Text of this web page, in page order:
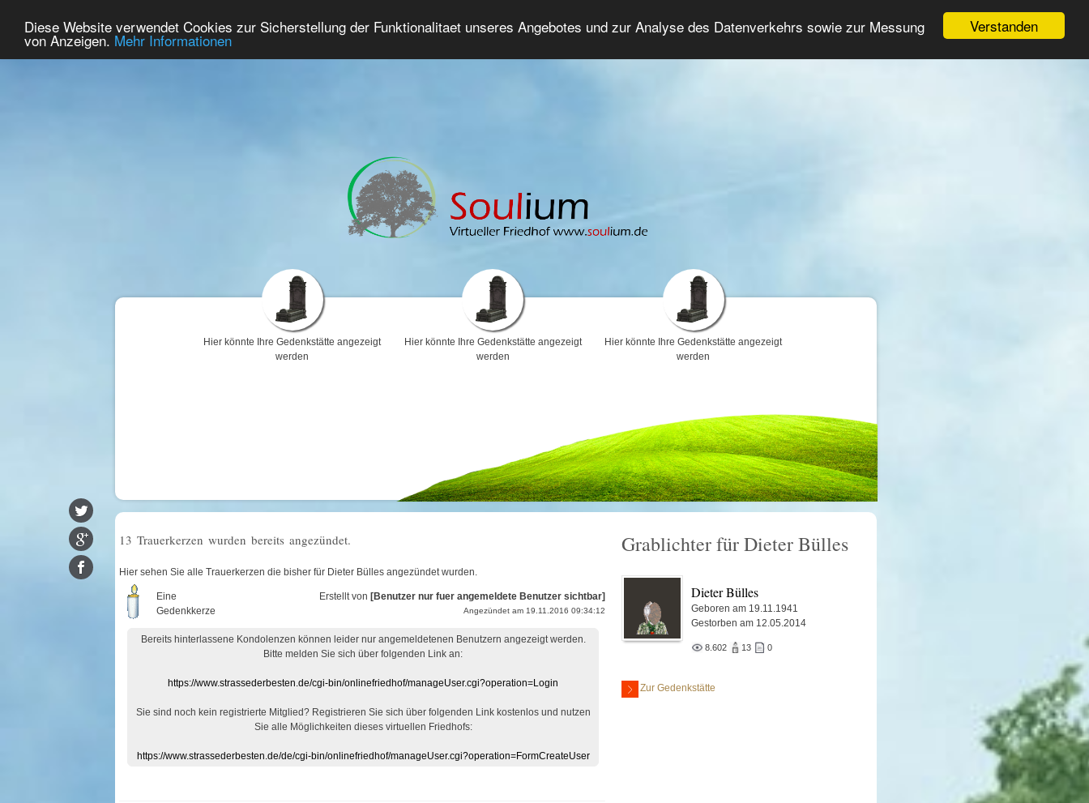
Verstanden
Diese Website verwendet Cookies zur Sicherstellung der Funktionalitaet unseres Angebotes und zur Analyse des Datenverkehrs sowie zur Messung
von Anzeigen. Mehr Informationen
Home Premium Gedenken Trauerforum Erweiterte Suche Anmelden
Hier könnte Ihre Gedenkstätte angezeigt
werden
Hier könnte Ihre Gedenkstätte angezeigt
werden
Hier könnte Ihre Gedenkstätte angezeigt
werden
13 Trauerkerzen wurden bereits angezündet.
Hier sehen Sie alle Trauerkerzen die bisher für Dieter Bülles angezündet wurden.
Eine
Gedenkkerze
Erstellt von [Benutzer nur fuer angemeldete Benutzer sichtbar]
Angezündet am 19.11.2016 09:34:12
Bereits hinterlassene Kondolenzen können leider nur angemeldetenen Benutzern angezeigt werden.
Bitte melden Sie sich über folgenden Link an:
https://www.strassederbesten.de/cgi-bin/onlinefriedhof/manageUser.cgi?operation=Login
Sie sind noch kein registrierte Mitglied? Registrieren Sie sich über folgenden Link kostenlos und nutzen
Sie alle Möglichkeiten dieses virtuellen Friedhofs:
https://www.strassederbesten.de/de/cgi-bin/onlinefriedhof/manageUser.cgi?operation=FormCreateUser
Grablichter für Dieter Bülles
Dieter Bülles
Geboren am 19.11.1941
Gestorben am 12.05.2014
8.602 13 0
Zur Gedenkstätte